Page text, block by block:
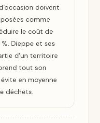
doivent
comme
le coût de
Dieppe et ses
d'un territoire
tout son
en moyenne
déchets.